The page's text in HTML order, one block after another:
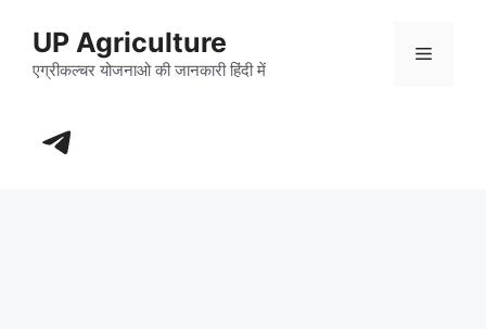
content
UP Agriculture
एग्रीकल्चर योजनाओ की जानकारी हिंदी में
Menu
https://t.me/+_dXT-DwpRj03ZDhl